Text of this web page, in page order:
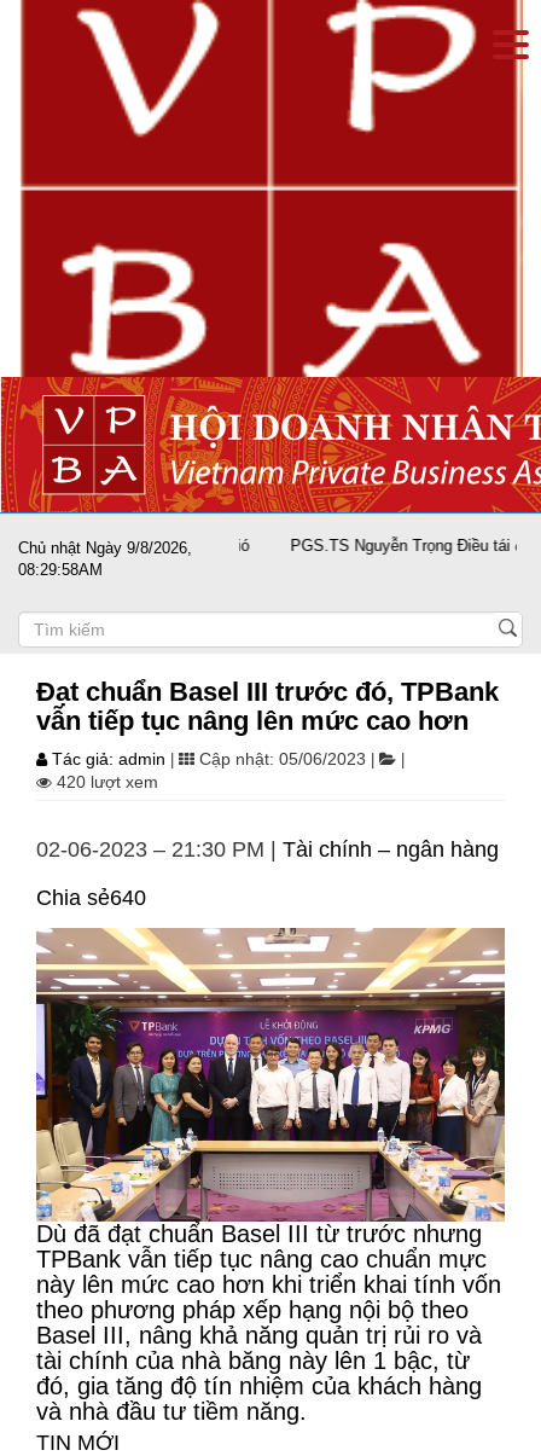
Chủ nhật Ngày 9/8/2026,
08:29:59AM
nghiệp vượt sóng gió PGS.TS Nguyễn Trọng Điều tái đắc cử
Đạt chuẩn Basel III trước đó, TPBank
vẫn tiếp tục nâng lên mức cao hơn
Tác giả: admin Cập nhật: 05/06/2023
420 lượt xem
02-06-2023 – 21:30 PM | Tài chính – ngân hàng
Chia sẻ640
Dù đã đạt chuẩn Basel III từ trước nhưng
TPBank vẫn tiếp tục nâng cao chuẩn mực
này lên mức cao hơn khi triển khai tính vốn
theo phương pháp xếp hạng nội bộ theo
Basel III, nâng khả năng quản trị rủi ro và
tài chính của nhà băng này lên 1 bậc, từ
đó, gia tăng độ tín nhiệm của khách hàng
và nhà đầu tư tiềm năng.
TIN MỚI